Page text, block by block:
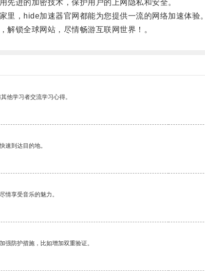
进的加密技术，保护用户的上网隐私和安全。
，hide加速器官网都能为您提供一流的网络加速体验。
锁全球网站，尽情畅游互联网世界！。
他学习者交流学习心得。
速到达目的地。
情享受音乐的魅力。
强防护措施，比如增加双重验证。